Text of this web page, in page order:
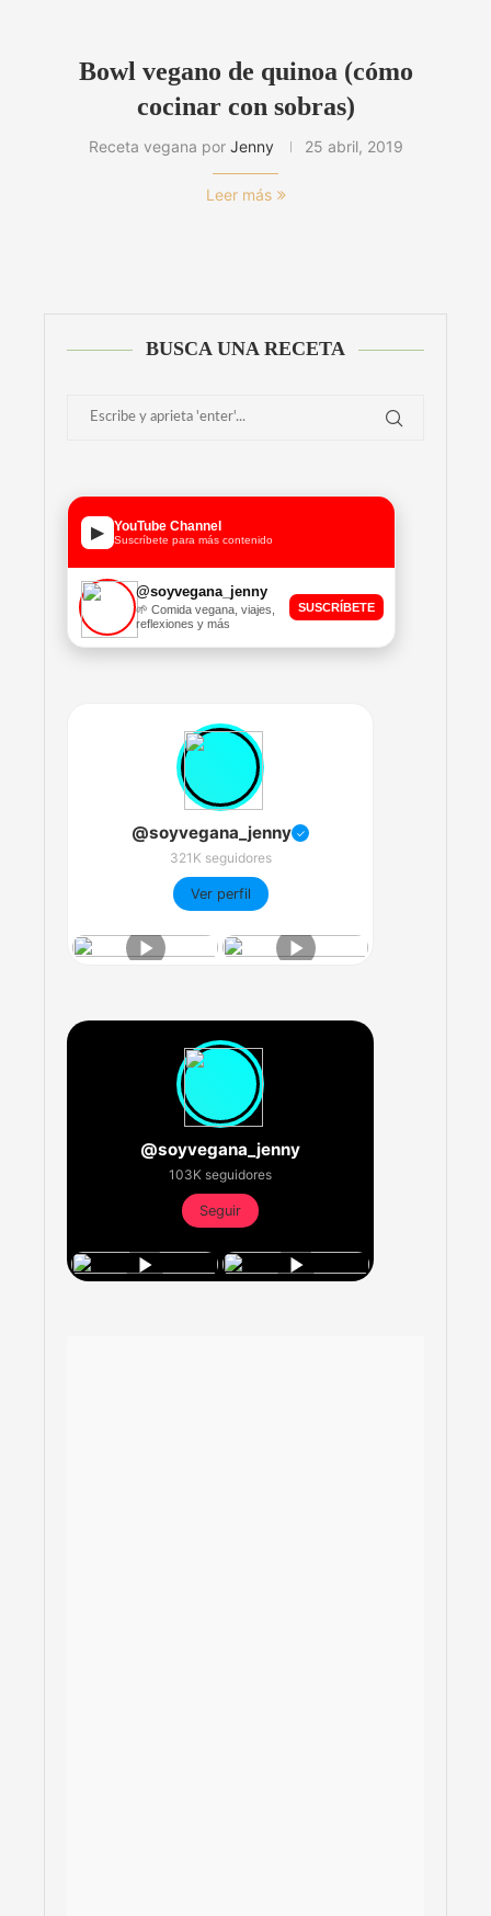
Bowl vegano de quinoa (cómo
cocinar con sobras)
Receta vegana por Jenny 25 abril, 2019
Leer más
BUSCA UNA RECETA
▶ YouTube Channel
Suscríbete para más contenido
@soyvegana_jenny
🌱 Comida vegana, viajes,
reflexiones y más
SUSCRÍBETE
@soyvegana_jenny ✓
321K seguidores
Ver perfil
@soyvegana_jenny
103K seguidores
Seguir